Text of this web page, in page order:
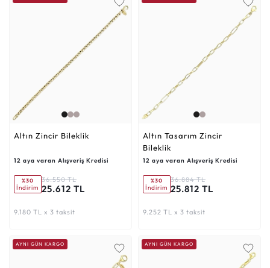
Altın Zincir Bileklik
12 aya varan Alışveriş Kredisi
%30
İndirim
36.550 TL
25.612 TL
9.180 TL x 3 taksit
Altın Tasarım Zincir
Bileklik
12 aya varan Alışveriş Kredisi
%30
İndirim
36.884 TL
25.812 TL
9.252 TL x 3 taksit
AYNI GÜN KARGO AYNI GÜN KARGO